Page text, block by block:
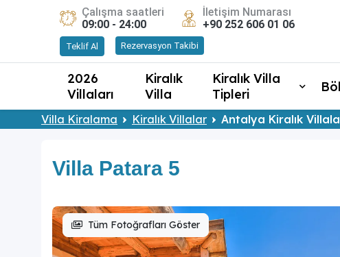
Çalışma saatleri
09:00 - 24:00
İletişim Numarası
+90 252 606 01 06
Teklif Al Rezervasyon Takibi
2026
Villaları
Kiralık
Villa
Kiralık Villa
Tipleri
Villa Kiralama Kiralık Villalar Antalya Kiralık
Villa Patara 5
Tüm Fotoğrafları Göster